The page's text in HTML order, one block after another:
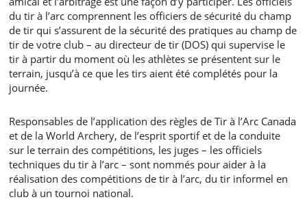
du tir à l’arc comprennent les officiers de sécurité du champ
de tir qui s’assurent de la sécurité des pratiques au champ de
tir de votre club – au directeur de tir (DOS) qui supervise le
tir à partir du moment où les athlètes se présentent sur le
terrain, jusqu’à ce que les tirs aient été complétés pour la
journée.
Responsables de l’application des règles de Tir à l’Arc Canada
et de la World Archery, de l’esprit sportif et de la conduite
sur le terrain des compétitions, les juges – les officiels
techniques du tir à l’arc – sont nommés pour aider à la
réalisation des compétitions de tir à l’arc, du tir informel en
club à un tournoi national.